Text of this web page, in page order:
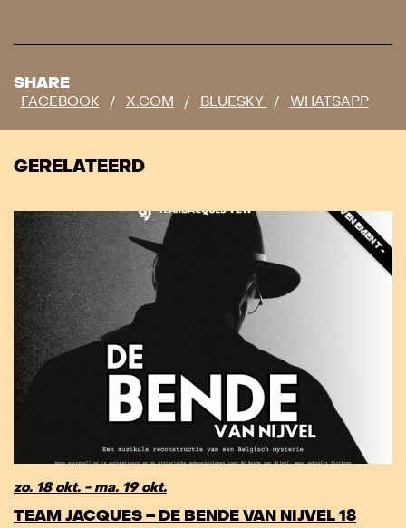
SHARE
FACEBOOK / X.COM / BLUESKY / WHATSAPP
GERELATEERDDIT IS EEN EXTERN EVENEMENT - DIT IS EEN EXTERN EVENEMENT -
zo. 18 okt. - ma. 19 okt.
TEAM JACQUES – DE BENDE VAN NIJVEL 18